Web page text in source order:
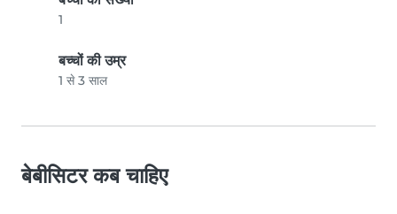
1
बच्चों की उम्र
1 से 3 साल
बेबीसिटर कब चाहिए